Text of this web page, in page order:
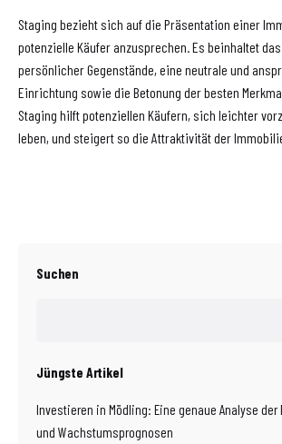
Staging bezieht sich auf die Präsentation einer
potenzielle Käufer anzusprechen. Es beinhaltet
persönlicher Gegenstände, eine neutrale und
Einrichtung sowie die Betonung der besten
Staging hilft potenziellen Käufern, sich leichter
leben, und steigert so die Attraktivität der
Suchen
Jüngste Artikel
Investieren in Mödling: Eine genaue Analyse
und Wachstumsprognosen